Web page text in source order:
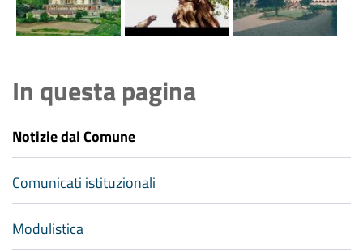
In questa pagina
Notizie dal Comune
Comunicati istituzionali
Modulistica